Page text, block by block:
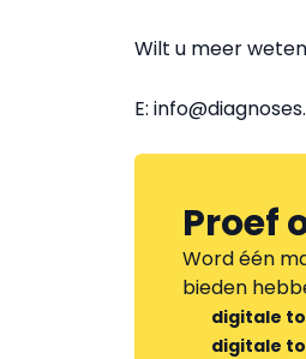
Wilt u meer
E:
Proef
Word één
bieden
digitale
digitale